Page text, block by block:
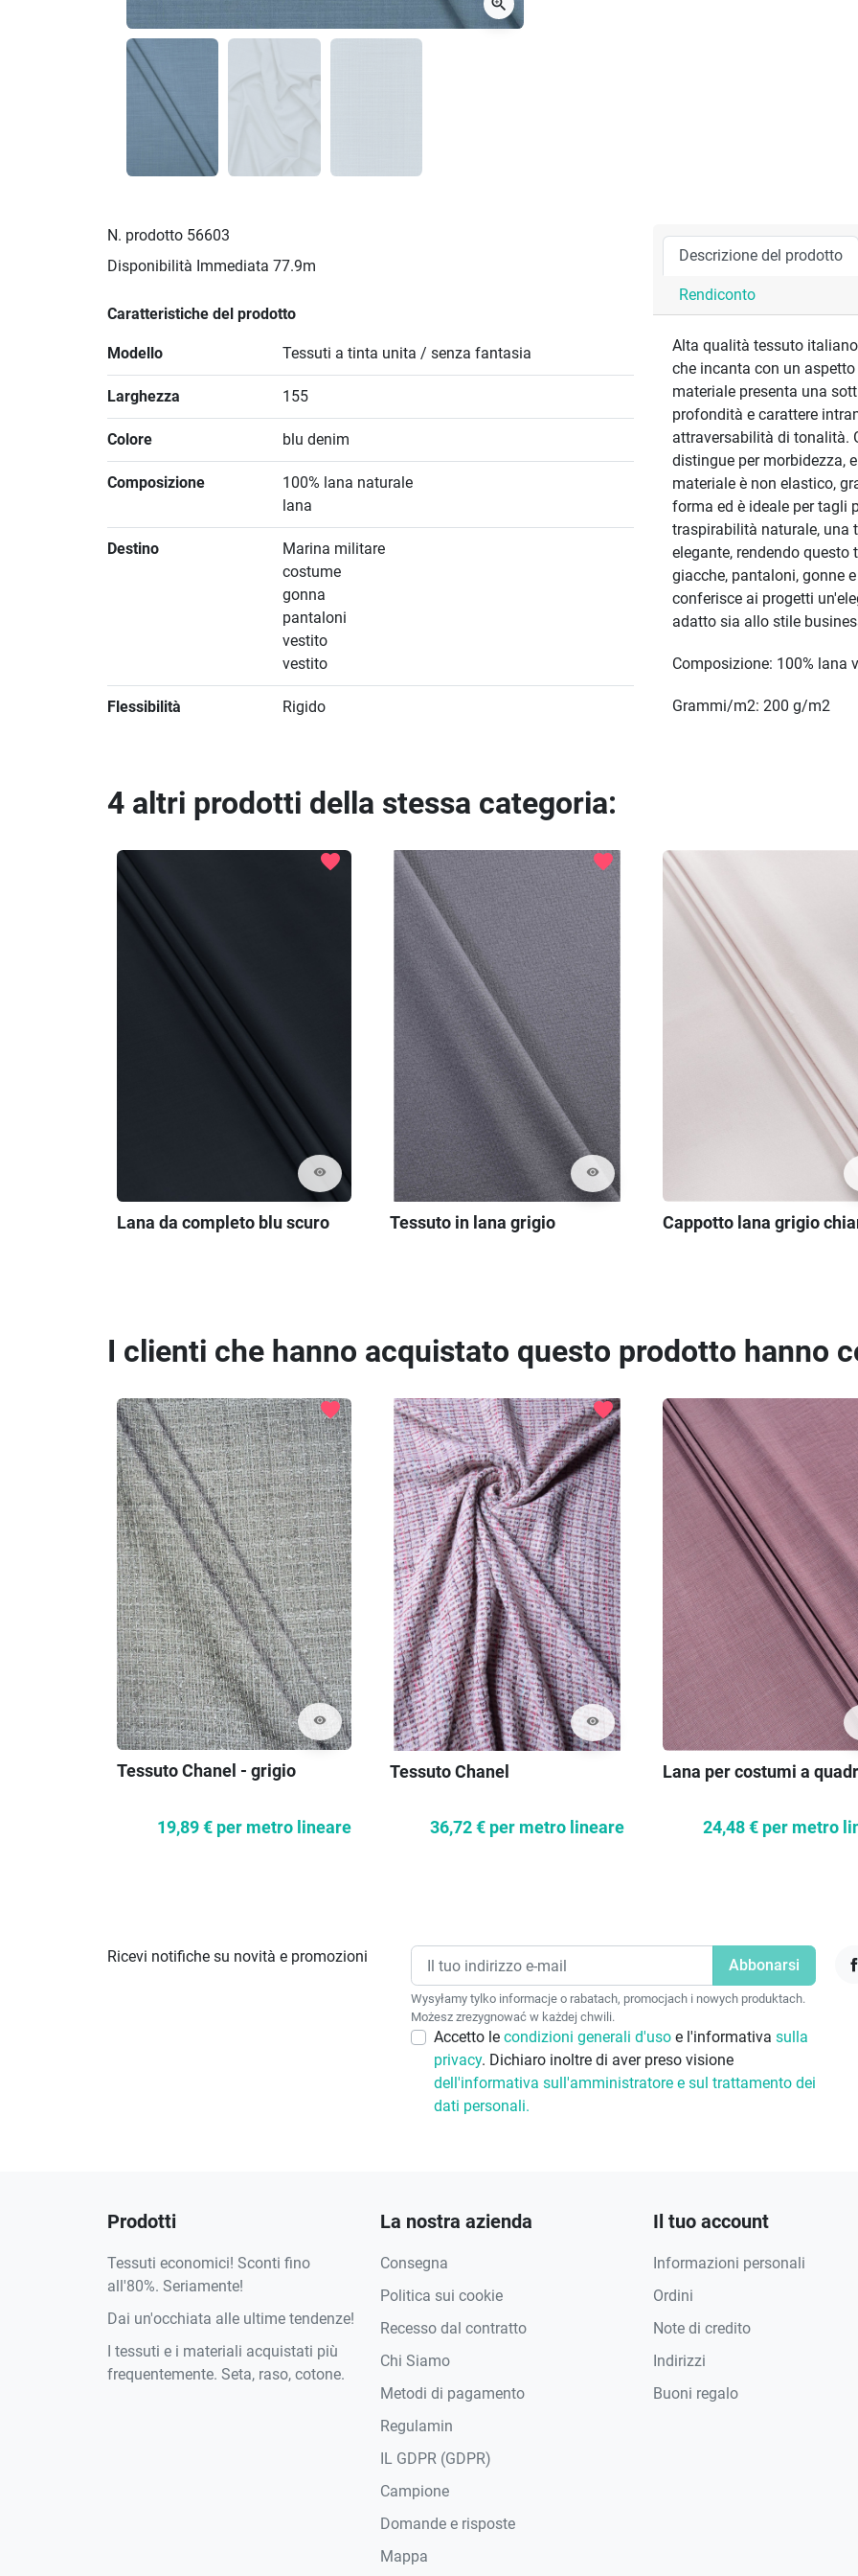
N. prodotto 56603
Disponibilità Immediata 77.9m
Caratteristiche del prodotto
Modello Tessuti a tinta unita / senza fantasia
Larghezza 155
Colore blu denim
Composizione
100% lana naturale
lana
Destino
Marina militare
costume
gonna
pantaloni
vestito
vestito
Flessibilità Rigido
Descrizione del prodotto
Rendiconto
Alta qualità tessuto
che incanta con un
materiale presenta una
profondità e carattere
attraversabilità di tonalità.
distingue per morbidezza,
materiale è non elastico,
forma ed è ideale per tagli
traspirabilità naturale, una
elegante, rendendo
giacche, pantaloni, gonne
conferisce ai progetti
adatto sia allo stile
Composizione: 100% lana
Grammi/m2: 200 g/m2
4 altri prodotti della stessa categoria:
visibility
favorite
Lana da completo blu scuro
visibility
favorite
Tessuto in lana grigio Cappotto lana grigio
I clienti che hanno acquistato questo prodotto hanno
visibility
favorite
Tessuto Chanel - grigio
19,89 € per metro lineare
visibility
favorite
Tessuto Chanel
36,72 € per metro lineare
Lana per costumi a
24,48 € per metro
Ricevi notifiche su novità e promozioni
Wysyłamy tylko informacje o rabatach, promocjach i nowych produktach.
Możesz zrezygnować w każdej chwili.
Accetto le condizioni generali d'uso e l'informativa sulla
privacy. Dichiaro inoltre di aver preso visione
dell'informativa sull'amministratore e sul trattamento dei
dati personali.
Prodotti
Tessuti economici! Sconti fino
all'80%. Seriamente!
Dai un'occhiata alle ultime tendenze!
I tessuti e i materiali acquistati più
frequentemente. Seta, raso, cotone.
La nostra azienda
Consegna
Politica sui cookie
Recesso dal contratto
Chi Siamo
Metodi di pagamento
Regulamin
IL GDPR (GDPR)
Campione
Domande e risposte
Mappa
Il tuo account
Informazioni personali
Ordini
Note di credito
Indirizzi
Buoni regalo